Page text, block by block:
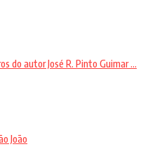
do autor José R. Pinto Guimar ...
João